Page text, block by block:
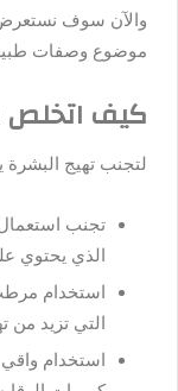
والآن سوف نستعرض
موضوع وصفات
كيف اتخلص
لتجنب تهيج البشرة
تجنب
الذي يحتوي
استخدام
التي تزيد من
استخدام